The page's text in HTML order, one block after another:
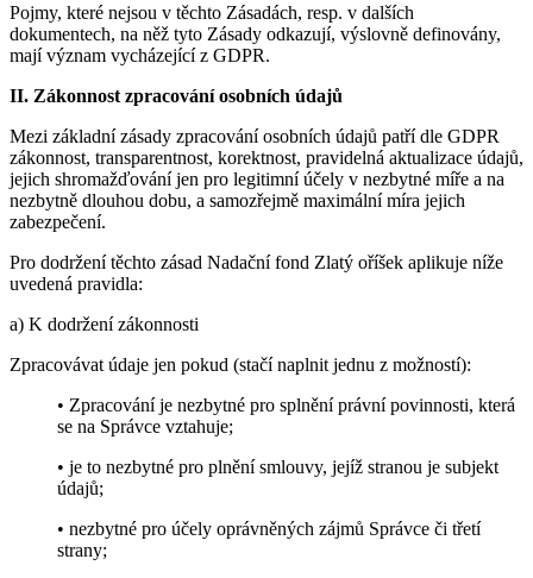
Pojmy, které nejsou v těchto Zásadách, resp. v dalších
dokumentech, na něž tyto Zásady odkazují, výslovně definovány,
mají význam vycházející z GDPR.
II. Zákonnost zpracování osobních údajů
Mezi základní zásady zpracování osobních údajů patří dle GDPR
zákonnost, transparentnost, korektnost, pravidelná aktualizace údajů,
jejich shromažďování jen pro legitimní účely v nezbytné míře a na
nezbytně dlouhou dobu, a samozřejmě maximální míra jejich
zabezpečení.
Pro dodržení těchto zásad Nadační fond Zlatý oříšek aplikuje níže
uvedená pravidla:
a) K dodržení zákonnosti
Zpracovávat údaje jen pokud (stačí naplnit jednu z možností):
• Zpracování je nezbytné pro splnění právní povinnosti, která
se na Správce vztahuje;
• je to nezbytné pro plnění smlouvy, jejíž stranou je subjekt
údajů;
• nezbytné pro účely oprávněných zájmů Správce či třetí
strany;